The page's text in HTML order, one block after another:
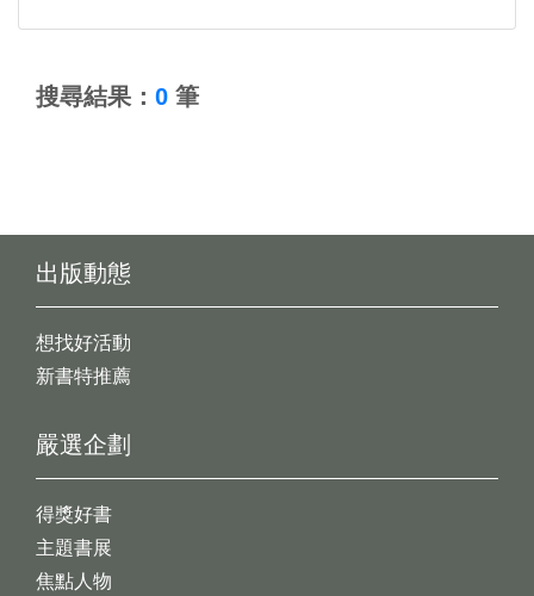
搜尋結果： 0 筆
出版動態
想找好活動
新書特推薦
嚴選企劃
得獎好書
主題書展
焦點人物